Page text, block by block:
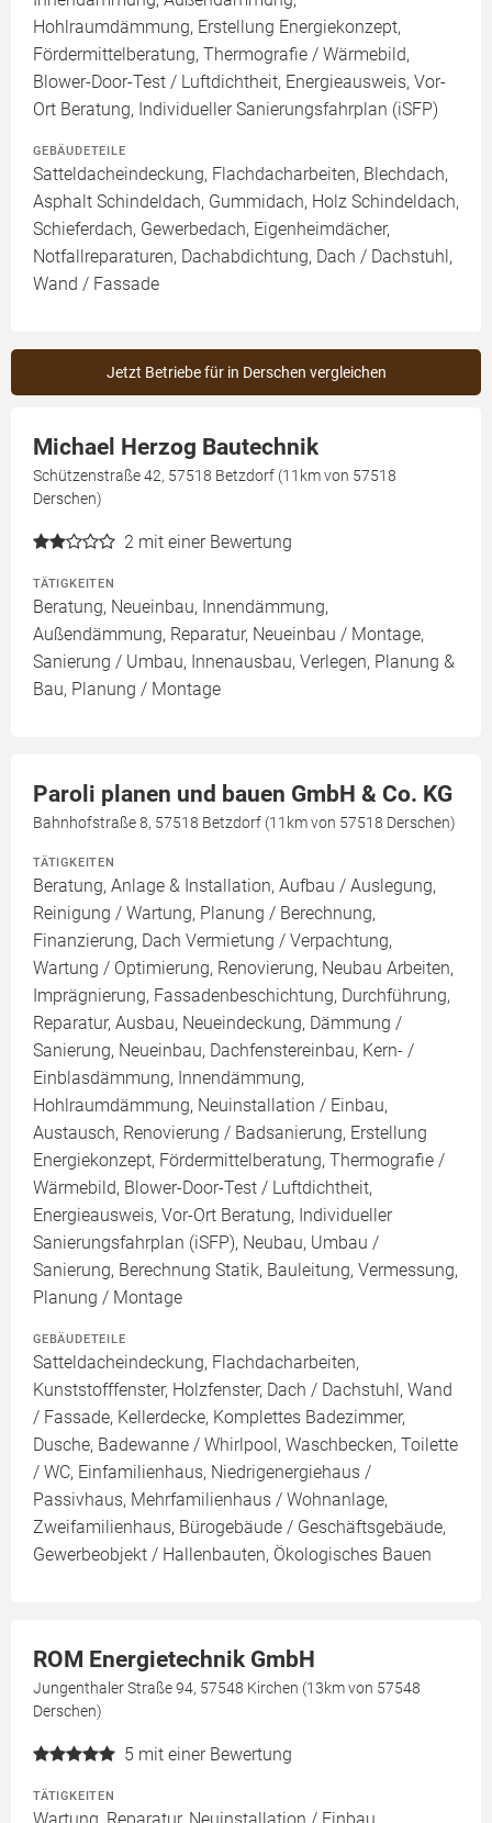
Hohlraumdämmung, Erstellung Energiekonzept,
Fördermittelberatung, Thermografie / Wärmebild,
Blower-Door-Test / Luftdichtheit, Energieausweis, Vor-
Ort Beratung, Individueller Sanierungsfahrplan (iSFP)
GEBÄUDETEILE
Satteldacheindeckung, Flachdacharbeiten, Blechdach,
Asphalt Schindeldach, Gummidach, Holz Schindeldach,
Schieferdach, Gewerbedach, Eigenheimdächer,
Notfallreparaturen, Dachabdichtung, Dach / Dachstuhl,
Wand / Fassade
Jetzt Betriebe für in Derschen vergleichen
Michael Herzog Bautechnik
Schützenstraße 42, 57518 Betzdorf (11km von 57518
Derschen)
2 mit einer Bewertung
TÄTIGKEITEN
Beratung, Neueinbau, Innendämmung,
Außendämmung, Reparatur, Neueinbau / Montage,
Sanierung / Umbau, Innenausbau, Verlegen, Planung &
Bau, Planung / Montage
Paroli planen und bauen GmbH & Co. KG
Bahnhofstraße 8, 57518 Betzdorf (11km von 57518 Derschen)
TÄTIGKEITEN
Beratung, Anlage & Installation, Aufbau / Auslegung,
Reinigung / Wartung, Planung / Berechnung,
Finanzierung, Dach Vermietung / Verpachtung,
Wartung / Optimierung, Renovierung, Neubau Arbeiten,
Imprägnierung, Fassadenbeschichtung, Durchführung,
Reparatur, Ausbau, Neueindeckung, Dämmung /
Sanierung, Neueinbau, Dachfenstereinbau, Kern- /
Einblasdämmung, Innendämmung,
Hohlraumdämmung, Neuinstallation / Einbau,
Austausch, Renovierung / Badsanierung, Erstellung
Energiekonzept, Fördermittelberatung, Thermografie /
Wärmebild, Blower-Door-Test / Luftdichtheit,
Energieausweis, Vor-Ort Beratung, Individueller
Sanierungsfahrplan (iSFP), Neubau, Umbau /
Sanierung, Berechnung Statik, Bauleitung, Vermessung,
Planung / Montage
GEBÄUDETEILE
Satteldacheindeckung, Flachdacharbeiten,
Kunststofffenster, Holzfenster, Dach / Dachstuhl, Wand
/ Fassade, Kellerdecke, Komplettes Badezimmer,
Dusche, Badewanne / Whirlpool, Waschbecken, Toilette
/ WC, Einfamilienhaus, Niedrigenergiehaus /
Passivhaus, Mehrfamilienhaus / Wohnanlage,
Zweifamilienhaus, Bürogebäude / Geschäftsgebäude,
Gewerbeobjekt / Hallenbauten, Ökologisches Bauen
ROM Energietechnik GmbH
Jungenthaler Straße 94, 57548 Kirchen (13km von 57548
Derschen)
5 mit einer Bewertung
TÄTIGKEITEN